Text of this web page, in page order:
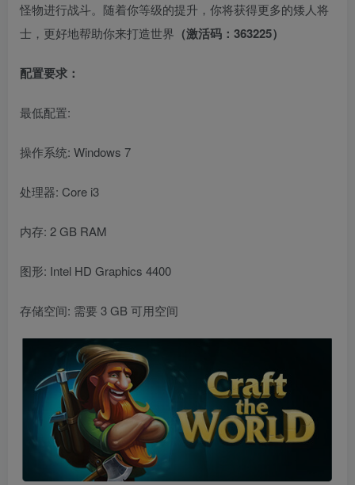
怪物进行战斗。随着你等级的提升，你将获得更多的矮人将
士，更好地帮助你来打造世界 （激活码：363225）
配置要求：
最低配置:
操作系统: Windows 7
处理器: Core i3
内存: 2 GB RAM
图形: Intel HD Graphics 4400
存储空间: 需要 3 GB 可用空间